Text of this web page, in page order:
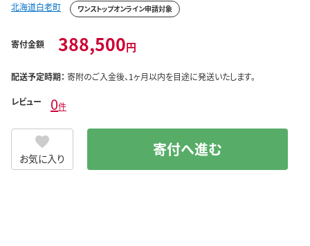
北海道白老町 ワンストップオンライン申請対象
寄付金額 388,500円
配送予定時期： 寄附のご入金後、1ヶ月以内を目途に発送いたします。
レビュー 0件
お気に入り 寄付へ進む